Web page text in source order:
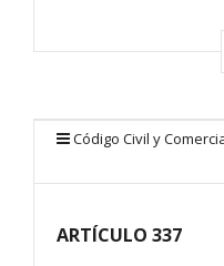
Código Civil y
ARTÍCULO 337